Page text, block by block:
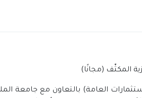
المكثّف (مجانًا)
العامة) بالتعاون مع جامعة